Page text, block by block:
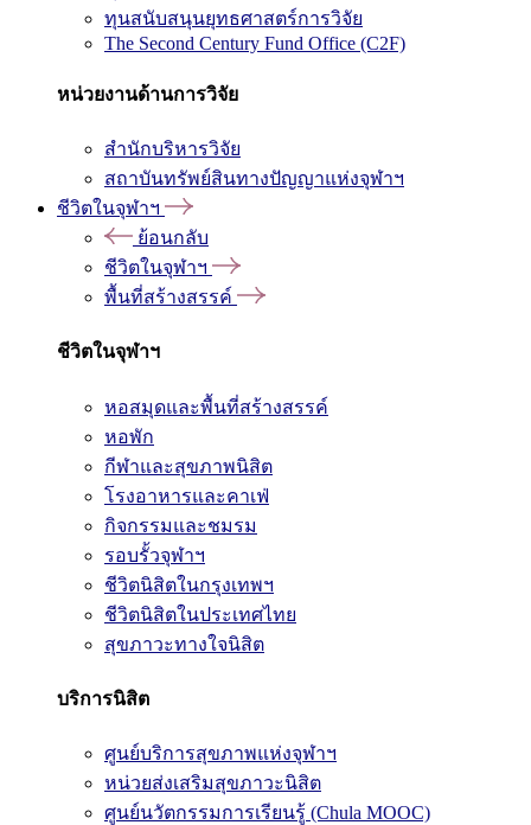
ทุนสนับสนุนยุทธศาสตร์การวิจัย
The Second Century Fund Office (C2F)
หน่วยงานด้านการวิจัย
สำนักบริหารวิจัย
สถาบันทรัพย์สินทางปัญญาแห่งจุฬาฯ
ชีวิตในจุฬาฯ
ย้อนกลับ
ชีวิตในจุฬาฯ
พื้นที่สร้างสรรค์
ชีวิตในจุฬาฯ
หอสมุดและพื้นที่สร้างสรรค์
หอพัก
กีฬาและสุขภาพนิสิต
โรงอาหารและคาเฟ่
กิจกรรมและชมรม
รอบรั้วจุฬาฯ
ชีวิตนิสิตในกรุงเทพฯ
ชีวิตนิสิตในประเทศไทย
สุขภาวะทางใจนิสิต
บริการนิสิต
ศูนย์บริการสุขภาพแห่งจุฬาฯ
หน่วยส่งเสริมสุขภาวะนิสิต
ศูนย์นวัตกรรมการเรียนรู้ (Chula MOOC)